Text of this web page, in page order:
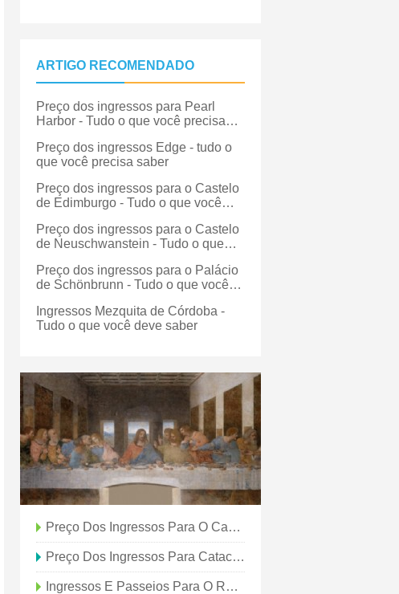
ARTIGO RECOMENDADO
Preço dos ingressos para Pearl
Harbor - Tudo o que você precisa
Preço dos ingressos Edge - tudo o
que você precisa saber
Preço dos ingressos para o Castelo
de Edimburgo - Tudo o que você
Preço dos ingressos para o Castelo
de Neuschwanstein - Tudo o que
Preço dos ingressos para o Palácio
de Schönbrunn - Tudo o que você
Ingressos Mezquita de Córdoba -
Tudo o que você deve saber
Preço Dos Ingressos Para O Castelo De Praga - Tudo O Que Você Precisa Saber
Preço Dos Ingressos Para Catacumbas Em Roma - Tudo O Que Você Precisa Saber
Ingressos E Passeios Para O Reichstag Dome - Tudo O Que Você Deve Saber